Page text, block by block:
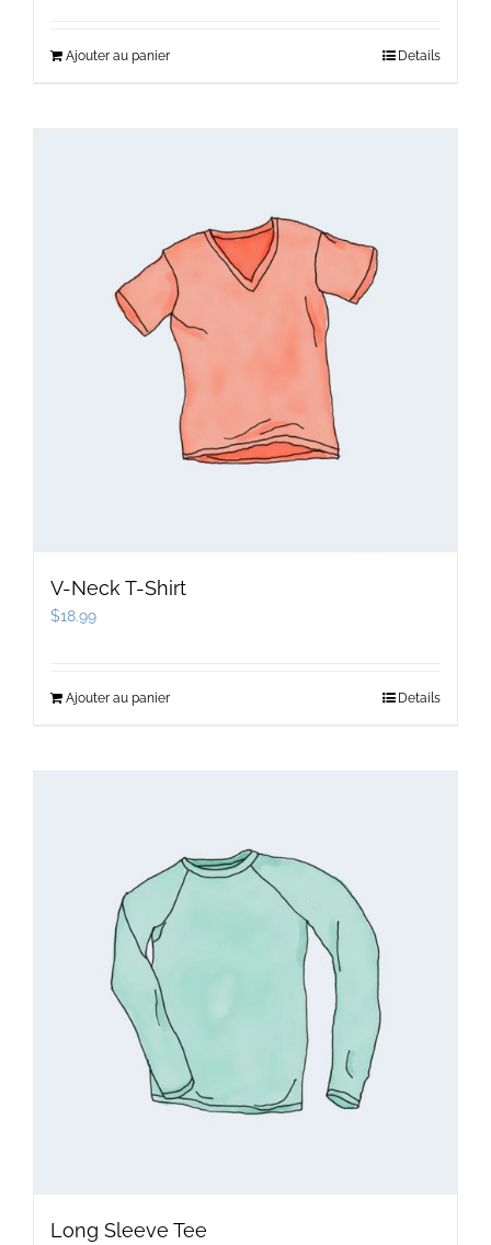
Ajouter au panier Details
V-Neck T-Shirt
$18.99
Ajouter au panier Details
Long Sleeve Tee